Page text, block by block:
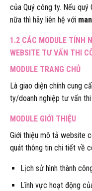
của Quý công ty. Nếu
nữa thì hãy liên hệ với
1.2 CÁC MODULE TÍNH
WEBSITE TƯ VẤN THI
MODULE TRANG CHỦ
Là giao diện chính cung
ty/doanh nghiệp tư vấn
MODULE GIỚI THIỆU
Giới thiệu mô tả website
quát thông tin chi tiết về
Lịch sử hình thành
Lĩnh vực hoạt động